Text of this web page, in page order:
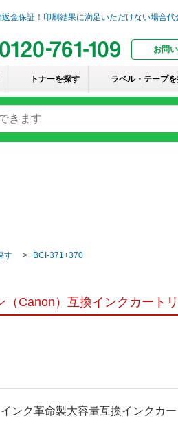
お問
トナーを探す ラベル・テープ
す BCI-371+370
（Canon）互換インクカート
ンク革命製大容量互換インクカー